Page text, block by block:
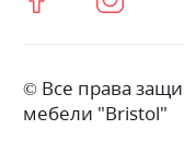
© Все права
мебели "Bristol"